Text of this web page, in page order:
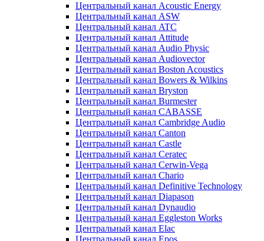
Центральный канал Acoustic Energy
Центральный канал ASW
Центральный канал ATC
Центральный канал Attitude
Центральный канал Audio Physic
Центральный канал Audiovector
Центральный канал Boston Acoustics
Центральный канал Bowers & Wilkins
Центральный канал Bryston
Центральный канал Burmester
Центральный канал CABASSE
Центральный канал Cambridge Audio
Центральный канал Canton
Центральный канал Castle
Центральный канал Ceratec
Центральный канал Cerwin-Vega
Центральный канал Chario
Центральный канал Definitive Technology
Центральный канал Diapason
Центральный канал Dynaudio
Центральный канал Eggleston Works
Центральный канал Elac